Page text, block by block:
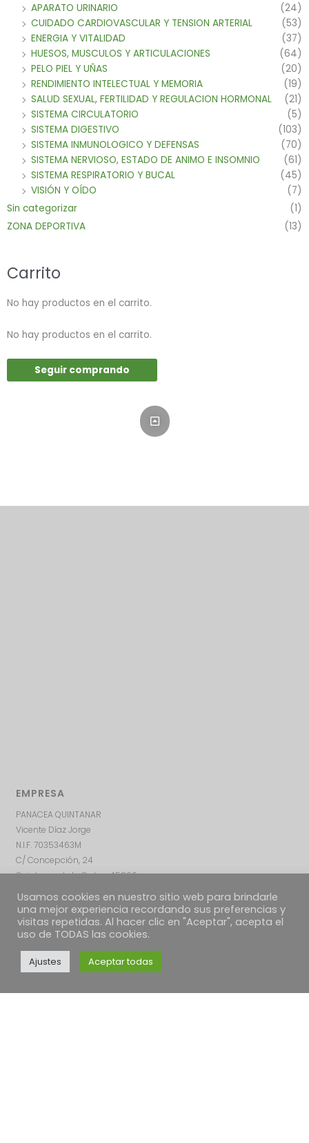
APARATO URINARIO
(24)
CUIDADO CARDIOVASCULAR Y TENSION ARTERIAL
(53)
ENERGIA Y VITALIDAD
(37)
HUESOS, MUSCULOS Y ARTICULACIONES
(64)
PELO PIEL Y UÑAS
(20)
RENDIMIENTO INTELECTUAL Y MEMORIA
(19)
SALUD SEXUAL, FERTILIDAD Y REGULACION HORMONAL
(21)
SISTEMA CIRCULATORIO
(5)
SISTEMA DIGESTIVO
(103)
SISTEMA INMUNOLOGICO Y DEFENSAS
(70)
SISTEMA NERVIOSO, ESTADO DE ANIMO E INSOMNIO
(61)
SISTEMA RESPIRATORIO Y BUCAL
(45)
VISIÓN Y OÍDO
(7)
Sin categorizar
(1)
ZONA DEPORTIVA
(13)
Carrito
No hay productos en el carrito.
No hay productos en el carrito.
Seguir comprando
EMPRESA
PANACEA QUINTANAR
Vicente Díaz Jorge
N.I.F. 70353463M
C/ Concepción, 24
Quintanar de la Orden, 45800
Toledo – ESPAÑA
Usamos cookies en nuestro sitio web para brindarle
una mejor experiencia recordando sus preferencias y
visitas repetidas. Al hacer clic en "Aceptar", acepta el
uso de TODAS las cookies.
Ajustes Aceptar todas